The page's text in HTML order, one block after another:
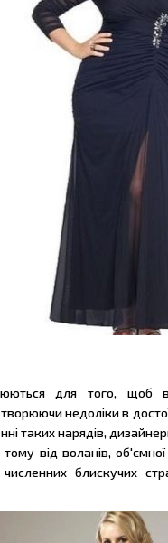
для того, щоб
недоліки в
таких нарядів,
від воланів,
блискучих